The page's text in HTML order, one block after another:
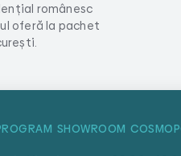
românesc
oferă la pachet
SHOWROOM